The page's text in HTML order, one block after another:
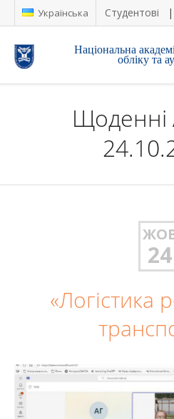
Українська Студентові
Національна
обліку та
Щоденні
24
«Логістика